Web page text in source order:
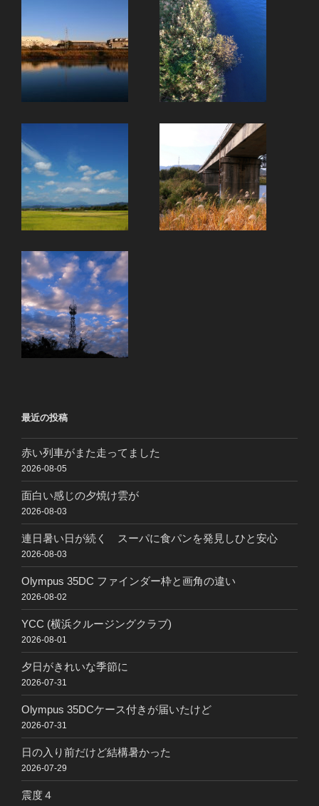
最近の投稿
赤い列車がまた走ってました
2026-08-05
面白い感じの夕焼け雲が
2026-08-03
連日暑い日が続く スーパに食パンを発見しひと安心
2026-08-03
Olympus 35DC ファインダー枠と画角の違い
2026-08-02
YCC (横浜クルージングクラブ)
2026-08-01
夕日がきれいな季節に
2026-07-31
Olympus 35DCケース付きが届いたけど
2026-07-31
日の入り前だけど結構暑かった
2026-07-29
震度４